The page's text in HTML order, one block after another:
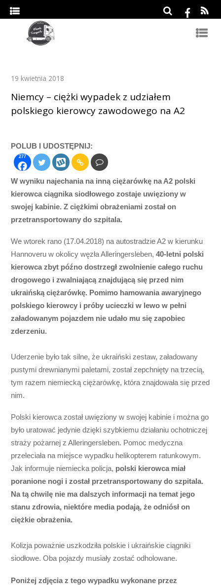
19 kwietnia 2018
Niemcy – ciężki wypadek z udziałem
polskiego kierowcy zawodowego na A2
POLUB I UDOSTĘPNIJ:
277
W wyniku najechania na inną ciężarówkę na A2 polski
kierowca ciągnika siodłowego zostaje uwięziony w
swojej kabinie. Z ciężkimi obrażeniami został on
przetransportowany do szpitala.
We wtorek rano (17.04.2018) na autostradzie A2 w kierunku
Hannoveru w okolicy węzła Alleringersleben,40-letni polski
kierowca zbyt późno dostrzegł zwolnienie całego ruchu
drogowego i zwalniającą znajdującą się przed nim
ukraińską ciężarówkę. Pomimo hamowania awaryjnego
polskiego kierowcy i próby ucieczki w lewo w pełni
załadowanym pojazdem nie udało mu się zapobiec
zderzeniu.
Uderzenie było tak silne, że ukraiński zestaw, załadowany
pustymi drewnianymi paletami, został zepchnięty na trzecią,
tym razem niemiecką ciężarówkę, która znajdowała się przed
nim.
Polski kierowca został uwięziony w swojej kabinie i można go
było uratować jedynie dzięki szybkiemu działaniu ochotniczej
straży pożarnej z Alleringersleben. Pomoc medyczna
przeleciała na miejsce wypadku helikopterem ratunkowym.
Jak informuje niemiecka policja, polski kierowca miał
poranione nogi i został przetransportowany do szpitala.
Na tą chwilę nie ma dalszych informacji na temat jego
stanu zdrowia, niektóre media podają, że odniósł on
ciężkie obrażenia.
Kolizja poważnie uszkodziła polskie i ukraińskie ciągniki
siodłowe. Oba pojazdy musiały zostać odholowane.
Poniżej zdjęcia z tego wypadku wykonane przez